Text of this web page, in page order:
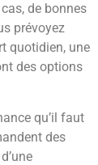
de bonnes
prévoyez
quotidien, une
des options
qu’il faut
des